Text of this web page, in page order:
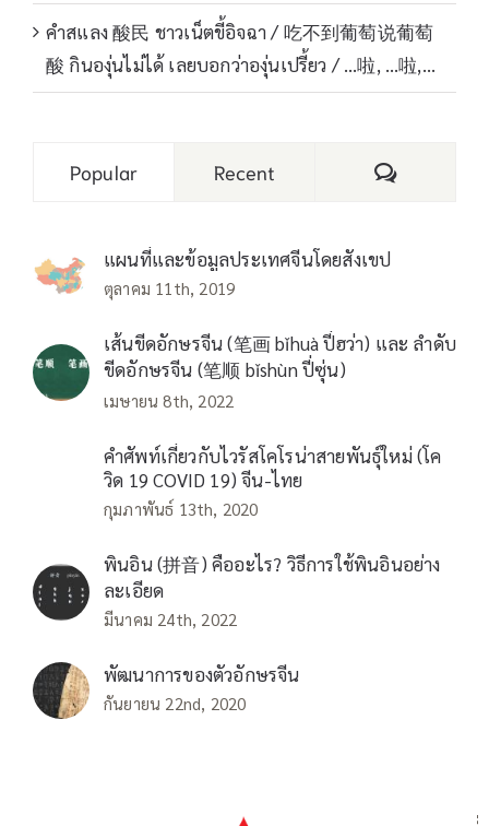
คำสแลง 酸民 ชาวเน็ตขี้อิจฉา / 吃不到葡萄说葡萄
酸 กินองุ่นไม่ได้ เลยบอกว่าองุ่นเปรี้ยว / …啦, …啦,…
Popular Recent Comments
แผนที่และข้อมูลประเทศจีนโดยสังเขป
ตุลาคม 11th, 2019
เส้นขีดอักษรจีน (笔画 bǐhuà ปี่ฮว่า) และ ลำดับ
ขีดอักษรจีน (笔顺 bǐshùn ปี่ซุ่น)
เมษายน 8th, 2022
คำศัพท์เกี่ยวกับไวรัสโคโรน่าสายพันธุ์ใหม่ (โค
วิด 19 COVID 19) จีน-ไทย
กุมภาพันธ์ 13th, 2020
พินอิน (拼音) คืออะไร? วิธีการใช้พินอินอย่าง
ละเอียด
มีนาคม 24th, 2022
พัฒนาการของตัวอักษรจีน
กันยายน 22nd, 2020